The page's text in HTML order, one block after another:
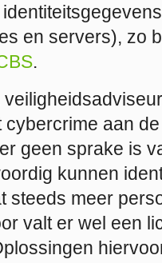
en servers), zo
.
aan
geen sprake is
kunnen
steeds meer
valt er wel een